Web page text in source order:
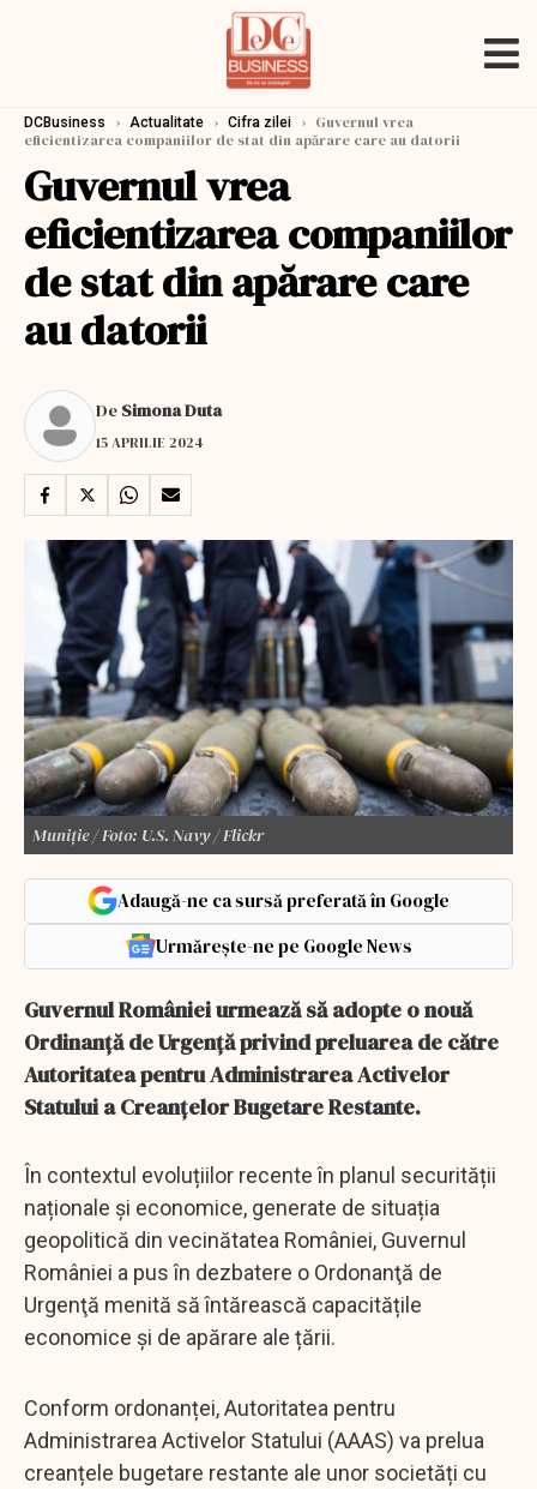
DCBusiness › Actualitate › Cifra zilei › Guvernul vrea
eficientizarea companiilor de stat din apărare care au datorii
Guvernul vrea
eficientizarea companiilor
de stat din apărare care
au datorii
De Simona Duta
15 APRILIE 2024
Muniție / Foto: U.S. Navy / Flickr
Adaugă-ne ca sursă preferată în Google
Urmărește-ne pe Google News
Guvernul României urmează să adopte o nouă
Ordinanță de Urgență privind preluarea de către
Autoritatea pentru Administrarea Activelor
Statului a Creanţelor Bugetare Restante.
În contextul evoluțiilor recente în planul securității
naționale și economice, generate de situația
geopolitică din vecinătatea României, Guvernul
României a pus în dezbatere o Ordonanţă de
Urgenţă menită să întărească capacitățile
economice și de apărare ale țării.
Conform ordonanței, Autoritatea pentru
Administrarea Activelor Statului (AAAS) va prelua
creanțele bugetare restante ale unor societăți cu